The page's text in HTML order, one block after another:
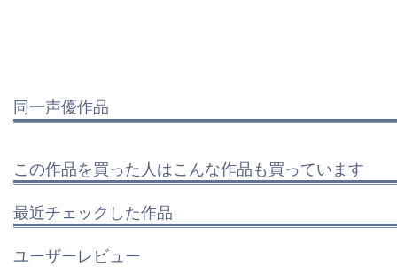
同一声優作品
この作品を買った人はこんな作品も買っています
最近チェックした作品
ユーザーレビュー